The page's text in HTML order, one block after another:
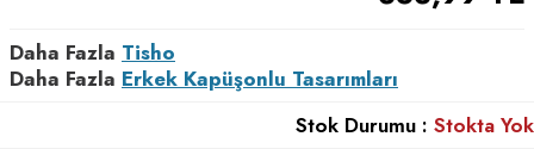
Daha Fazla Tisho
Daha Fazla Erkek Kapüşonlu Tasarımları
Stok Durumu : Stokta Yok